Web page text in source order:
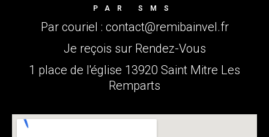
PAR SMS
Par couriel : contact@remibainvel.fr
Je reçois sur Rendez-Vous
1 place de l'église 13920 Saint Mitre Les
Remparts